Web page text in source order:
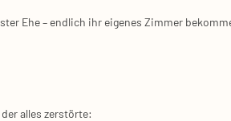
Ehe – end­lich ihr eige­nes Zim­mer
alles zer­stör­te: